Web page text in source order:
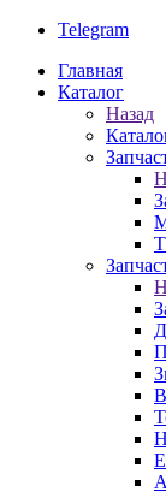
Telegram
Главная
Каталог
Назад